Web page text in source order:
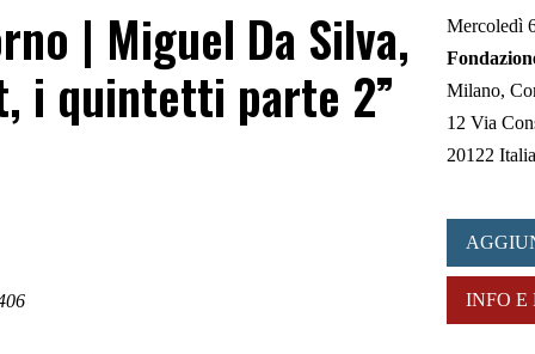
| Miguel Da Silva,
i quintetti parte 2”
Mercoledì
Milano
12 Via
20122 Italia
INFO E